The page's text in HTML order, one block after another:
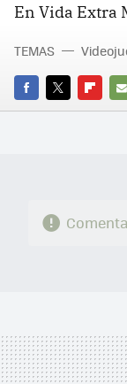
En Vida Extra
FACEBOOK
TWITTER
E-
TEMAS